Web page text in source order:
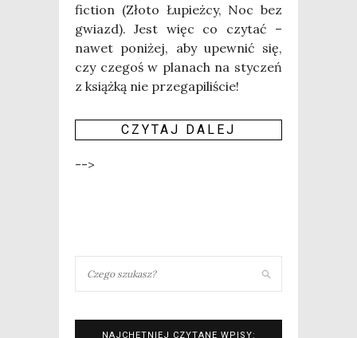
fic­tion (Zło­to Łupież­cy, Noc bez
gwiazd). Jest więc co czy­tać –
nawet poni­żej, aby upew­nić się,
czy cze­goś w pla­nach na sty­czeń
z książ­ką nie prze­ga­pi­li­ście!
CZY­TAJ DALEJ
-->
NAJCHĘTNIEJ CZYTANE WPISY: